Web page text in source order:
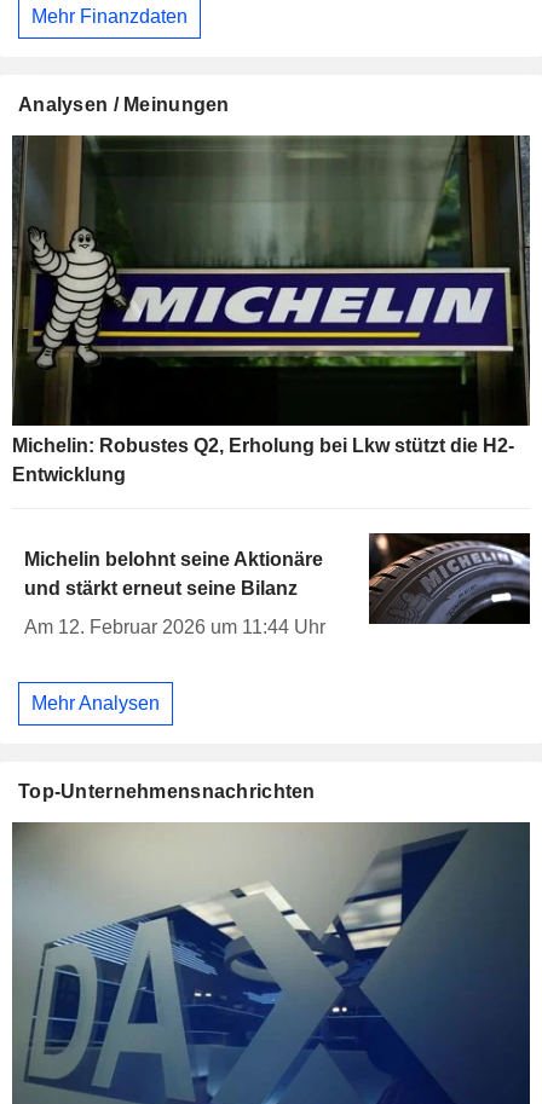
Mehr Finanzdaten
Analysen / Meinungen
Michelin: Robustes Q2, Erholung bei Lkw stützt die H2-
Entwicklung
Michelin belohnt seine Aktionäre
und stärkt erneut seine Bilanz
Am 12. Februar 2026 um 11:44 Uhr
Mehr Analysen
Top-Unternehmensnachrichten